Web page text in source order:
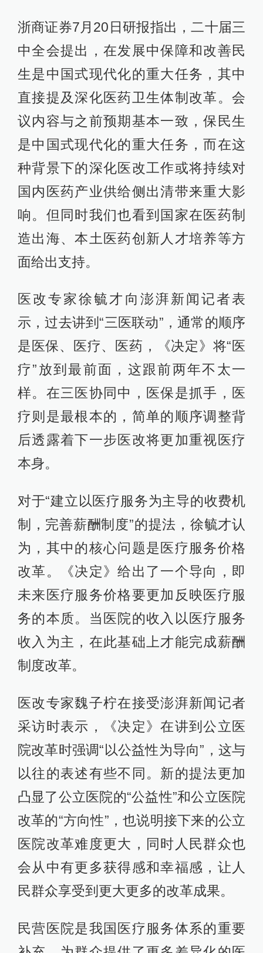
浙商证券7月20日研报指出，二十届三
中全会提出，在发展中保障和改善民
生是中国式现代化的重大任务，其中
直接提及深化医药卫生体制改革。会
议内容与之前预期基本一致，保民生
是中国式现代化的重大任务，而在这
种背景下的深化医改工作或将持续对
国内医药产业供给侧出清带来重大影
响。但同时我们也看到国家在医药制
造出海、本土医药创新人才培养等方
面给出支持。
医改专家徐毓才向澎湃新闻记者表
示，过去讲到“三医联动”，通常的顺序
是医保、医疗、医药，《决定》将“医
疗”放到最前面，这跟前两年不太一
样。在三医协同中，医保是抓手，医
疗则是最根本的，简单的顺序调整背
后透露着下一步医改将更加重视医疗
本身。
对于“建立以医疗服务为主导的收费机
制，完善薪酬制度”的提法，徐毓才认
为，其中的核心问题是医疗服务价格
改革。《决定》给出了一个导向，即
未来医疗服务价格要更加反映医疗服
务的本质。当医院的收入以医疗服务
收入为主，在此基础上才能完成薪酬
制度改革。
医改专家魏子柠在接受澎湃新闻记者
采访时表示，《决定》在讲到公立医
院改革时强调“以公益性为导向”，这与
以往的表述有些不同。新的提法更加
凸显了公立医院的“公益性”和公立医院
改革的“方向性”，也说明接下来的公立
医院改革难度更大，同时人民群众也
会从中有更多获得感和幸福感，让人
民群众享受到更大更多的改革成果。
民营医院是我国医疗服务体系的重要